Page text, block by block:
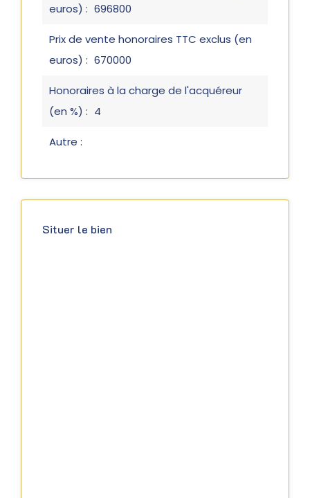
euros) : 696800
Prix de vente honoraires TTC exclus (en
euros) : 670000
Honoraires à la charge de l'acquéreur
(en %) : 4
Autre :
Situer le bien